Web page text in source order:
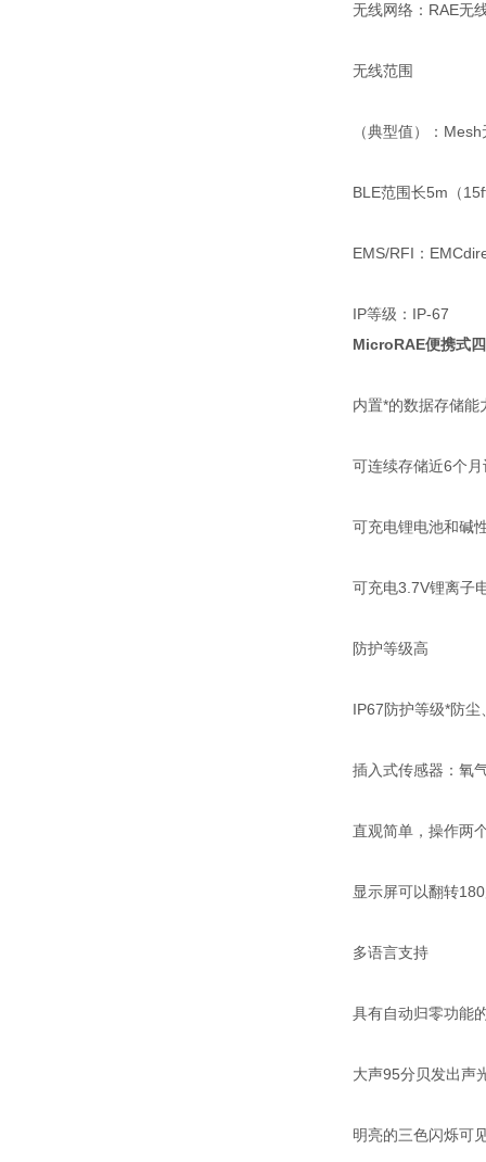
无线网络：RAE无
无线范围
（典型值）：
BLE范围长5m（
EMS/RFI：
IP等级：IP-67
MicroRAE便携式
内置*的数据存储能
可连续存储近6个月
可充电锂电池和碱
可充电3.7V锂离子
防护等级高
IP67防护等级*防
插入式传感器：氧
直观简单，操作两
显示屏可以翻转
多语言支持
具有自动归零功能
大声95分贝发出声
明亮的三色闪烁可